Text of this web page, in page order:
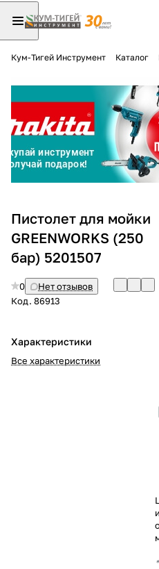
Кум-Тигей Инструмент Каталог
Пистолет для мойки
GREENWORKS (250
бар) 5201507
0
Нет отзывов
Код. 86913
Характеристики
Все характеристики
Разбейте
оплатуна
без переплат
График платежей
Сегодня
в корзину
% картой
%
с